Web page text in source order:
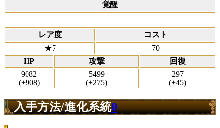
覚醒
レア度
コスト
★7
70
HP
攻撃
回復
9082
(+908)
5499
(+275)
297
(+45)
入手方法/進化系統0